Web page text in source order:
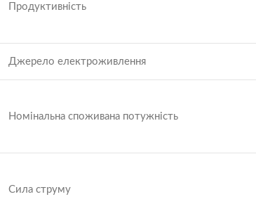
Продуктивність
Джерело електроживлення
Номінальна споживана потужність
Сила струму